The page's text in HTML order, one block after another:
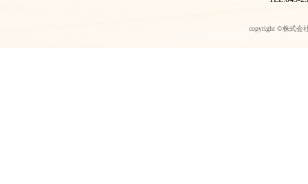
copyright ©株式会